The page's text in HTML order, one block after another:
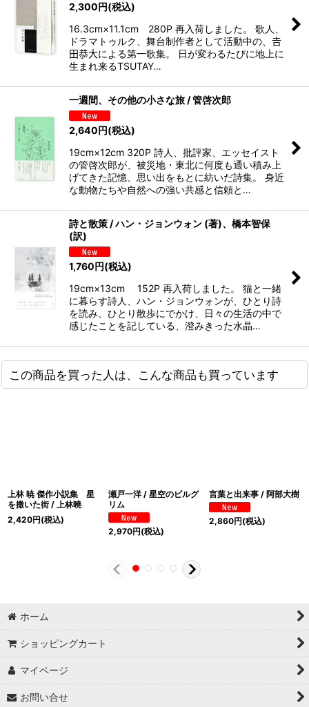
2,300円(税込)
16.3cm×11.1cm 280P 再入荷しました。 歌人、
ドラマトゥルク、舞台制作者として活動中の、𠮷
田恭大による第一歌集。 日が変わるたびに地上に
生まれ来るTSUTAY…
一週間、その他の小さな旅 / 管啓次郎
2,640円(税込)
19cm×12cm 320P 詩人、批評家、エッセイスト
の管啓次郎が、被災地・東北に何度も通い積み上
げてきた記憶、思い出をもとに紡いだ詩集。 身近
な動物たちや自然への強い共感と信頼と…
詩と散策 / ハン・ジョンウォン (著)、橋本智保
(訳)
1,760円(税込)
19cm×13cm 152P 再入荷しました。 猫と一緒
に暮らす詩人、ハン・ジョンウォンが、ひとり詩
を読み、ひとり散歩にでかけ、日々の生活の中で
感じたことを記している、澄みきった水晶…
この商品を買った人は、こんな商品も買っています
上林 暁 傑作小説集 星
を撒いた街 / 上林曉
2,420円(税込)
瀬戸一洋 / 星空のピルグ
リム
2,970円(税込)
言葉と出来事 / 阿部大樹
2,860円(税込)
ホーム
ショッピングカート
マイページ
お問い合せ